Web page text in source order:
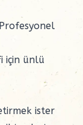
için ünlü
ister